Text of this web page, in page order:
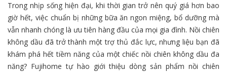
Trong nhịp sống hiện đại, khi thời gian trở nên quý giá hơn bao
giờ hết, việc chuẩn bị những bữa ăn ngon miệng, bổ dưỡng mà
vẫn nhanh chóng là ưu tiên hàng đầu của mọi gia đình. Nồi chiên
không dầu đã trở thành một trợ thủ đắc lực, nhưng liệu bạn đã
khám phá hết tiềm năng của một chiếc nồi chiên không dầu đa
năng? Fujihome tự hào giới thiệu dòng sản phẩm nồi chiên